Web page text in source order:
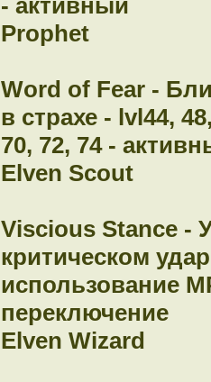
- активный
Prophet
Word of Fear -
в страхе - lvl44,
70, 72, 74 -
Elven Scout
Viscious Stance -
критическом
использование
переключение
Elven Wizard